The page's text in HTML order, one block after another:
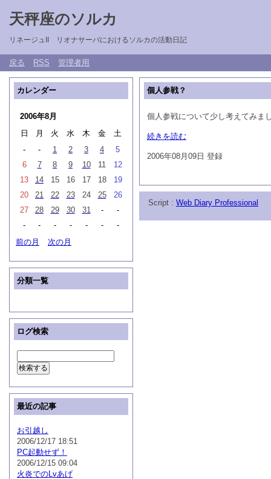
天秤座のソルカ
リネージュII リオナサーバにおけるソルカの活動日記
戻る RSS 管理者用
個人参戦？
個人参戦について少し考えてみま
続きを読む
2006年08月09日 登録
カレンダー
2006年8月
日
月 火 水 木 金
土
-
- 1 2 3 4
5
6
7 8 9 10 11
12
13
14 15 16 17 18
19
20
21 22 23 24 25
26
27
28 29 30 31 -
-
-
- - - - -
-
前の月
次の月
分類一覧
ログ検索
最近の記事
お引越し
2006/12/17 18:51
PC起動せず！
2006/12/15 09:04
火炎でのLvあげ
Script : Web Diary Professional